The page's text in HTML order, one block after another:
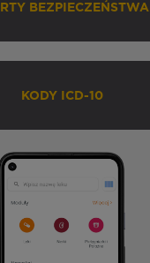
BEZPIECZEŃSTWA
KODY ICD-10